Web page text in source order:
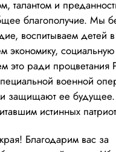
талантом и
благополучие. Мы
воспитываем детей
экономику,
это ради процветания
военной
и защищают ее
истинных
Благодарим вас за